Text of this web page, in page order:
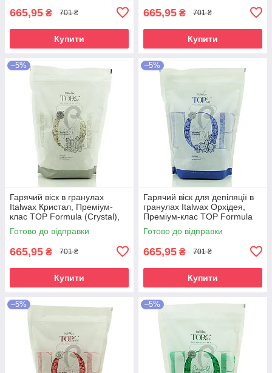
665,95 ₴ 701 ₴
Купити
665,95 ₴ 701 ₴
Купити
–5%
Гарячий віск в гранулах
Italwax Кристал, Преміум-
клас TOP Formula (Crystal),
750 гр.
Готово до відправки
665,95 ₴ 701 ₴
Купити
–5%
Гарячий віск для депіляції в
гранулах Italwax Орхідея,
Преміум-клас TOP Formula
(Orchid), 750 гр.
Готово до відправки
665,95 ₴ 701 ₴
Купити
–5% –5%